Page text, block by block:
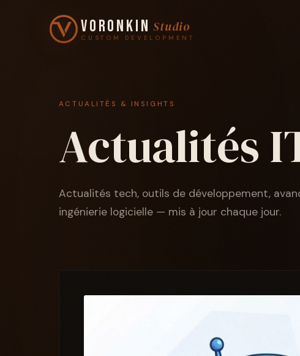
Voronkin Studio
CUSTOM DEVELOPMENT
ACTUALITÉS & INSIGHTS
Actualités
Actualités tech, outils de développement,
ingénierie logicielle — mis à jour chaque jour.